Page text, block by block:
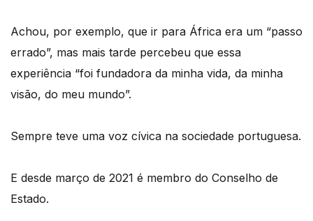
Achou, por exemplo, que ir para África era um “passo
errado”, mas mais tarde percebeu que essa
experiência “foi fundadora da minha vida, da minha
visão, do meu mundo”.
Sempre teve uma voz cívica na sociedade portuguesa.
E desde março de 2021 é membro do Conselho de
Estado.